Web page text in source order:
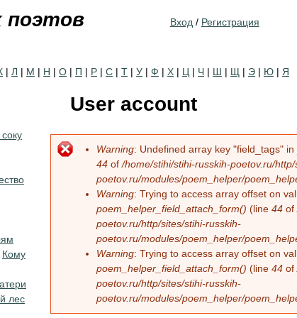
поэтов Вход / Регистрация
| Л | М | Н | О | П | Р | С | Т | У | Ф | Х | Ц | Ч | Ш | Щ | Э | Ю | Я
User account
Error message
Warning: Undefined array key "field_tags" in
44 of/home/stihi/stihi-russkih-poetov.ru/
poetov.ru/modules/poem_helper/
Warning: Trying to access array offset on
poem_helper_field_attach_form() (line 44 of
poetov.ru/http/sites/stihi-russkih-
poetov.ru/modules/poem_helper/
Warning: Trying to access array offset on
poem_helper_field_attach_form() (line 44 of
poetov.ru/http/sites/stihi-russkih-
poetov.ru/modules/poem_helper/
Кому
лес